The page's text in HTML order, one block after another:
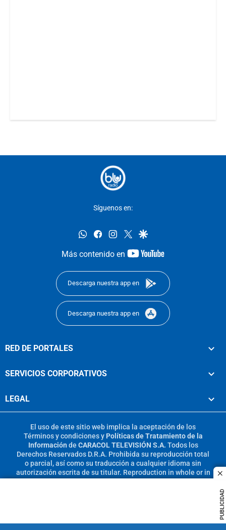
PUBLICIDAD
Síguenos en:
whatsappfacebookinstagram
twittergoogle
Más contenido en
youtube-
Descarga nuestra app en
Descarga nuestra app en
RED DE PORTALES
SERVICIOS CORPORATIVOS
LEGAL
El uso de este sitio web implica la aceptación de los
Términos y condicionesy Políticas de Tratamiento de la
Información de CARACOL TELEVISIÓN S.A. Todos los
Derechos Reservados D.R.A. Prohibida su reproducción total
o parcial, así como su traducción a cualquier idioma sin
autorización escrita de su titular. Reproduction in whole or in